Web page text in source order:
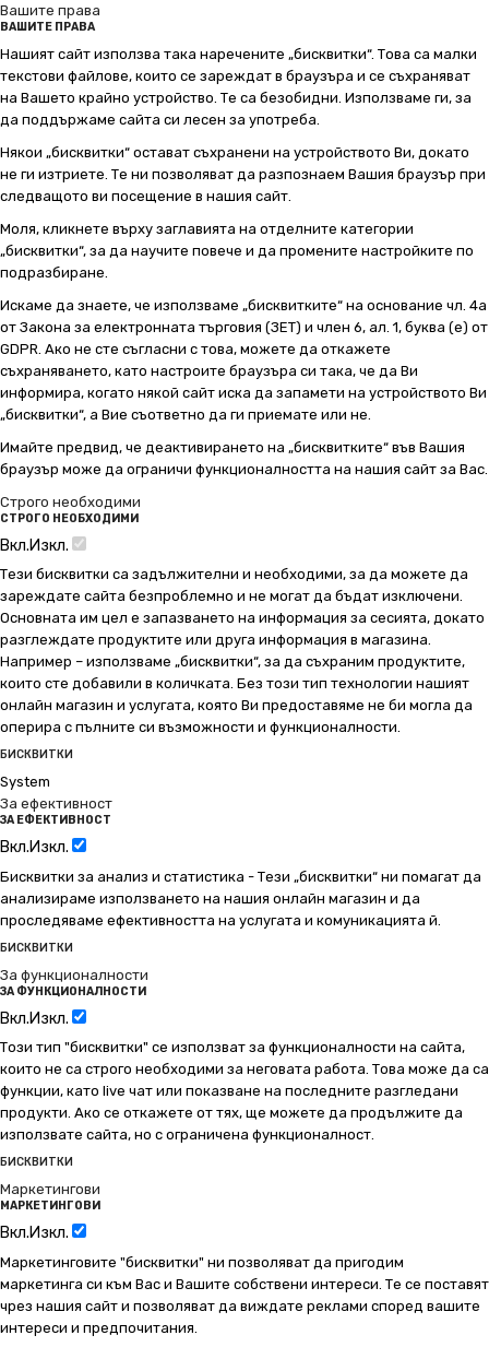
Вашите права
ВАШИТЕ ПРАВА
Нашият сайт използва така наречените „бисквитки“. Това са малки
текстови файлове, които се зареждат в браузъра и се съхраняват
на Вашето крайно устройство. Те са безобидни. Използваме ги, за
да поддържаме сайта си лесен за употреба.
Някои „бисквитки“ остават съхранени на устройството Ви, докато
не ги изтриете. Те ни позволяват да разпознаем Вашия браузър при
следващото ви посещение в нашия сайт.
Моля, кликнете върху заглавията на отделните категории
„бисквитки“, за да научите повече и да промените настройките по
подразбиране.
Искаме да знаете, че използваме „бисквитките“ на основание чл. 4а
от Закона за електронната търговия (ЗЕТ) и член 6, ал. 1, буква (е) от
GDPR. Ако не сте съгласни с това, можете да откажете
съхраняването, като настроите браузъра си така, че да Ви
информира, когато някой сайт иска да запамети на устройството Ви
„бисквитки“, а Вие съответно да ги приемате или не.
Имайте предвид, че деактивирането на „бисквитките“ във Вашия
браузър може да ограничи функционалността на нашия сайт за Вас.
Строго необходими
СТРОГО НЕОБХОДИМИ
Вкл.Изкл.
Тези бисквитки са задължителни и необходими, за да можете да
зареждате сайта безпроблемно и не могат да бъдат изключени.
Основната им цел е запазването на информация за сесията, докато
разглеждате продуктите или друга информация в магазина.
Например – използваме „бисквитки“, за да съхраним продуктите,
които сте добавили в количката. Без този тип технологии нашият
онлайн магазин и услугата, която Ви предоставяме не би могла да
оперира с пълните си възможности и функционалности.
БИСКВИТКИ
System
За ефективност
ЗА ЕФЕКТИВНОСТ
Вкл.Изкл.
Бисквитки за анализ и статистика - Тези „бисквитки“ ни помагат да
анализираме използването на нашия онлайн магазин и да
проследяваме ефективността на услугата и комуникацията й.
БИСКВИТКИ
За функционалности
ЗА ФУНКЦИОНАЛНОСТИ
Вкл.Изкл.
Този тип "бисквитки" се използват за функционалности на сайта,
които не са строго необходими за неговата работа. Това може да са
функции, като live чат или показване на последните разгледани
продукти. Ако се откажете от тях, ще можете да продължите да
използвате сайта, но с ограничена функционалност.
БИСКВИТКИ
Маркетингови
МАРКЕТИНГОВИ
Вкл.Изкл.
Маркетинговите "бисквитки" ни позволяват да пригодим
маркетинга си към Вас и Вашите собствени интереси. Те се поставят
чрез нашия сайт и позволяват да виждате реклами според вашите
интереси и предпочитания.